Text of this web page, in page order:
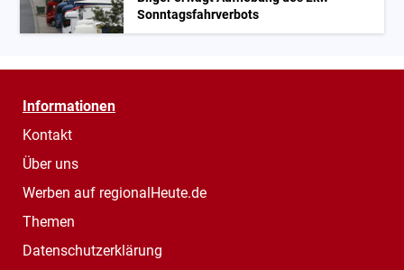
Sonntagsfahrverbots
Informationen
Kontakt
Über uns
Werben auf regionalHeute.de
Themen
Datenschutzerklärung